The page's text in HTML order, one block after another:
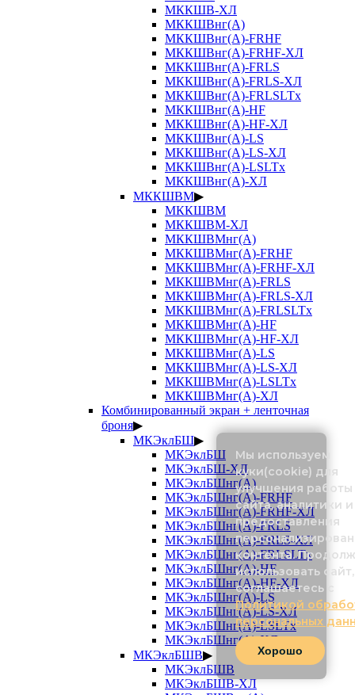
МККШВ-ХЛ
МККШВнг(А)
МККШВнг(А)-FRHF
МККШВнг(А)-FRHF-ХЛ
МККШВнг(А)-FRLS
МККШВнг(А)-FRLS-ХЛ
МККШВнг(А)-FRLSLTx
МККШВнг(А)-HF
МККШВнг(А)-HF-ХЛ
МККШВнг(А)-LS
МККШВнг(А)-LS-ХЛ
МККШВнг(А)-LSLTx
МККШВнг(А)-ХЛ
МККШВМ▶
МККШВМ
МККШВМ-ХЛ
МККШВМнг(А)
МККШВМнг(А)-FRHF
МККШВМнг(А)-FRHF-ХЛ
МККШВМнг(А)-FRLS
МККШВМнг(А)-FRLS-ХЛ
МККШВМнг(А)-FRLSLTx
МККШВМнг(А)-HF
МККШВМнг(А)-HF-ХЛ
МККШВМнг(А)-LS
МККШВМнг(А)-LS-ХЛ
МККШВМнг(А)-LSLTx
МККШВМнг(А)-ХЛ
Комбинированный экран + ленточная
броня▶
МКЭклБШ▶
МКЭклБШ
МКЭклБШ-ХЛ
МКЭклБШнг(А)
МКЭклБШнг(А)-FRHF
МКЭклБШнг(А)-FRHF-ХЛ
МКЭклБШнг(А)-FRLS
МКЭклБШнг(А)-FRLS-ХЛ
МКЭклБШнг(А)-FRLSLTx
МКЭклБШнг(А)-HF
МКЭклБШнг(А)-HF-ХЛ
МКЭклБШнг(А)-LS
МКЭклБШнг(А)-LS-ХЛ
МКЭклБШнг(А)-LSLTx
МКЭклБШнг(А)-ХЛ
МКЭклБШВ▶
МКЭклБШВ
МКЭклБШВ-ХЛ
Мы используем
куки(cookie) для
улучшения работы
сайта, аналитики и
предоставления
контента.
использовать
соглашаетесь с
Политикой
персональных
Хорошо